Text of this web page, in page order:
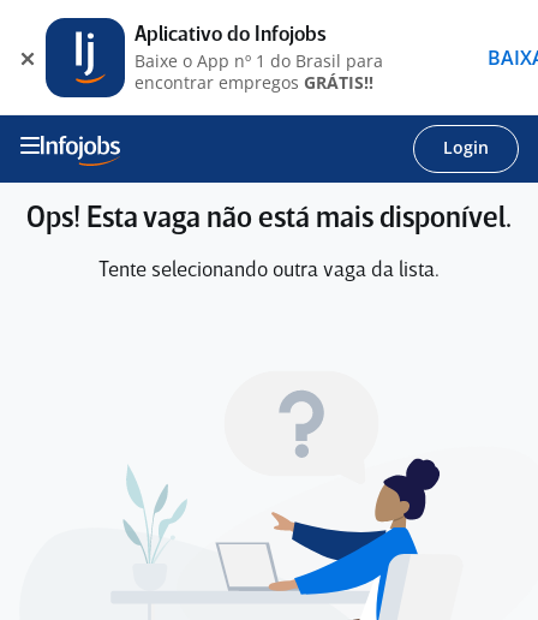
Login
Ops! Esta vaga não está mais disponível.
Tente selecionando outra vaga da lista.
Aplicativo do Infojobs
Baixe o App nº 1 do Brasil para
encontrar empregos GRÁTIS!!